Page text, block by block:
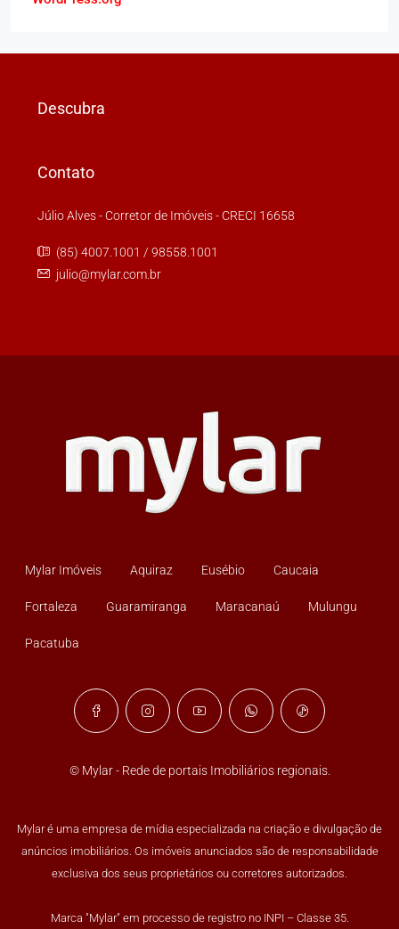
Descubra
Contato
Júlio Alves - Corretor de Imóveis - CRECI 16658
(85) 4007.1001 / 98558.1001
julio@mylar.com.br
Mylar Imóveis Aquiraz Eusébio Caucaia
Fortaleza Guaramiranga Maracanaú Mulungu
Pacatuba
© Mylar - Rede de portais Imobiliários regionais.
Mylar é uma empresa de mídia especializada na criação e divulgação de
anúncios imobiliários. Os imóveis anunciados são de responsabilidade
exclusiva dos seus proprietários ou corretores autorizados.
Marca "Mylar" em processo de registro no INPI – Classe 35.